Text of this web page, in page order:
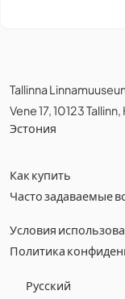
Tallinna
Vene 17, 10123
Эстония
Как купить
Часто задаваемые
Условия
Политика
Русский